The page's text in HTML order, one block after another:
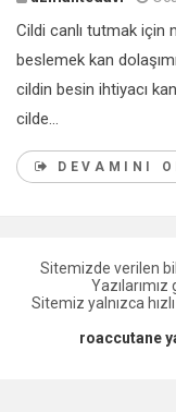
Cildi canlı tutmak için
beslemek kan
cildin besin ihtiyacı
cilde...
DEVAMINI
Sitemizde verilen
Sitemiz yalnızca
roaccutane